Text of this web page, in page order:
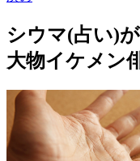
シウマ(占い)
大物イケメン